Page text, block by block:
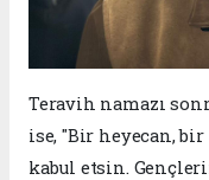
Teravih namazı
ise, "Bir heyecan,
kabul etsin.